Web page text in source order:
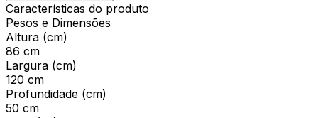
Características do produto
Pesos e Dimensões
Altura (cm)
86 cm
Largura (cm)
120 cm
Profundidade (cm)
50 cm